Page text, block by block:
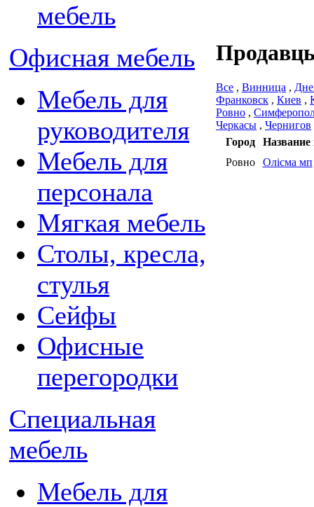
мебель
Офисная мебель
Мебель для
руководителя
Мебель для
персонала
Мягкая мебель
Столы, кресла,
стулья
Сейфы
Офисные
перегородки
Специальная
мебель
Мебель для
Все , Винница ,
Франковск , Киев ,
Ровно ,
Черкасы , Чернигов
Город
Название
Ровно
Олісма мп